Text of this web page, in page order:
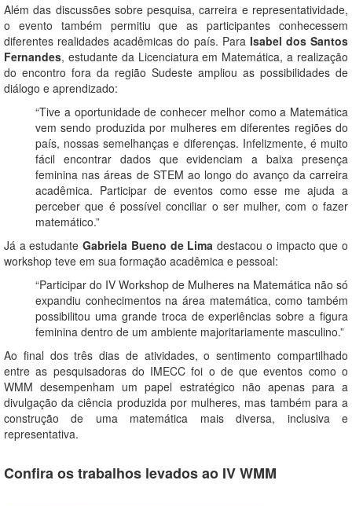
Além das discussões sobre pesquisa, carreira e representatividade,
o evento também permitiu que as participantes conhecessem
diferentes realidades acadêmicas do país. Para Isabel dos Santos
Fernandes, estudante da Licenciatura em Matemática, a realização
do encontro fora da região Sudeste ampliou as possibilidades de
diálogo e aprendizado:
“Tive a oportunidade de conhecer melhor como a Matemática
vem sendo produzida por mulheres em diferentes regiões do
país, nossas semelhanças e diferenças. Infelizmente, é muito
fácil encontrar dados que evidenciam a baixa presença
feminina nas áreas de STEM ao longo do avanço da carreira
acadêmica. Participar de eventos como esse me ajuda a
perceber que é possível conciliar o ser mulher, com o fazer
matemático.”
Já a estudanteGabriela Bueno de Lima destacou o impacto que o
workshop teve em sua formação acadêmica e pessoal:
“Participar do IV Workshop de Mulheres na Matemática não só
expandiu conhecimentos na área matemática, como também
possibilitou uma grande troca de experiências sobre a figura
feminina dentro de um ambiente majoritariamente masculino.”
Ao final dos três dias de atividades, o sentimento compartilhado
entre as pesquisadoras do IMECC foi o de que eventos como o
WMM desempenham um papel estratégico não apenas para a
divulgação da ciência produzida por mulheres, mas também para a
construção de uma matemática mais diversa, inclusiva e
representativa.
Confira os trabalhos levados ao IV WMM